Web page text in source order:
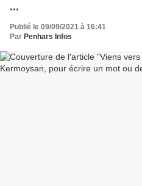
...
Publié le 09/09/2021 à 16:41
Par Penhars Infos